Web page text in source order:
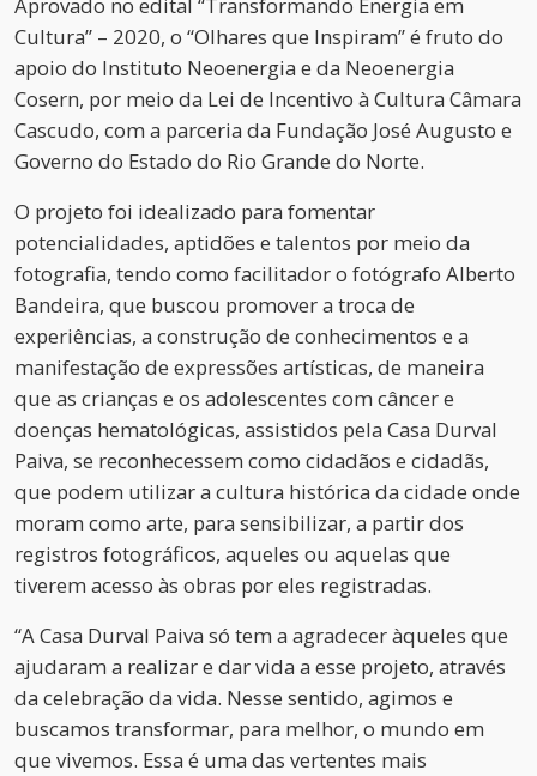
Aprovado no edital “Transformando Energia em
Cultura” – 2020, o “Olhares que Inspiram” é fruto do
apoio do Instituto Neoenergia e da Neoenergia
Cosern, por meio da Lei de Incentivo à Cultura Câmara
Cascudo, com a parceria da Fundação José Augusto e
Governo do Estado do Rio Grande do Norte.
O projeto foi idealizado para fomentar
potencialidades, aptidões e talentos por meio da
fotografia, tendo como facilitador o fotógrafo Alberto
Bandeira, que buscou promover a troca de
experiências, a construção de conhecimentos e a
manifestação de expressões artísticas, de maneira
que as crianças e os adolescentes com câncer e
doenças hematológicas, assistidos pela Casa Durval
Paiva, se reconhecessem como cidadãos e cidadãs,
que podem utilizar a cultura histórica da cidade onde
moram como arte, para sensibilizar, a partir dos
registros fotográficos, aqueles ou aquelas que
tiverem acesso às obras por eles registradas.
“A Casa Durval Paiva só tem a agradecer àqueles que
ajudaram a realizar e dar vida a esse projeto, através
da celebração da vida. Nesse sentido, agimos e
buscamos transformar, para melhor, o mundo em
que vivemos. Essa é uma das vertentes mais